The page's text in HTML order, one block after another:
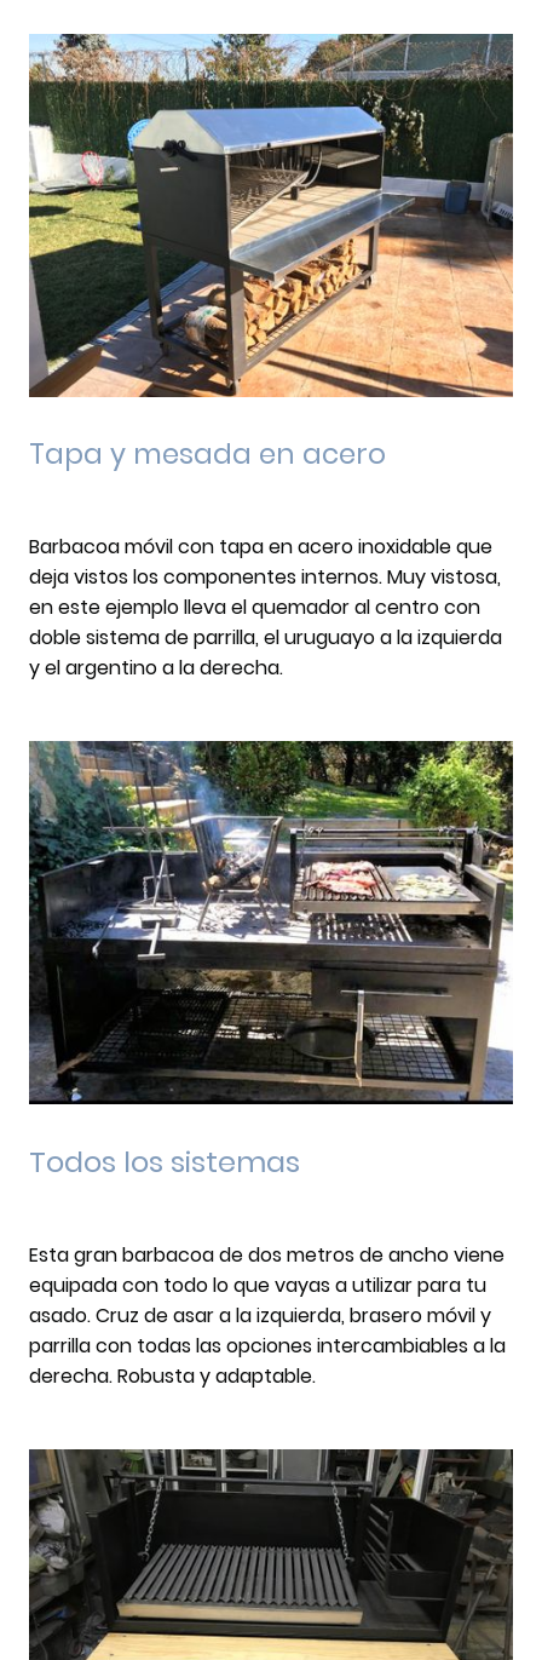
Tapa y mesada en acero
Barbacoa móvil con tapa en acero inoxidable que
deja vistos los componentes internos. Muy vistosa,
en este ejemplo lleva el quemador al centro con
doble sistema de parrilla, el uruguayo a la izquierda
y el argentino a la derecha.
Todos los sistemas
Esta gran barbacoa de dos metros de ancho viene
equipada con todo lo que vayas a utilizar para tu
asado. Cruz de asar a la izquierda, brasero móvil y
parrilla con todas las opciones intercambiables a la
derecha. Robusta y adaptable.